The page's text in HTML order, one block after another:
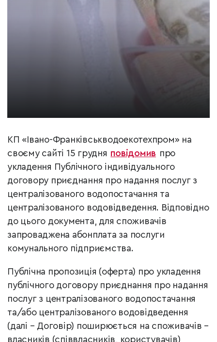
КП «Івано-Франківськводоекотехпром» на
своєму сайті 15 грудня повідомив про
укладення Публічного індивідуального
договору приєднання про надання послуг з
централізованого водопостачання та
централізованого водовідведення. Відповідно
до цього документа, для споживачів
запроваджена абонплата за послуги
комунального підприємства.
Публічна пропозиція (оферта) про укладення
публічного договору приєднання про надання
послуг з централізованого водопостачання
та/або централізованого водовідведення
(далі – Договір) поширюється на споживачів –
власників (співвласників, користувачів)